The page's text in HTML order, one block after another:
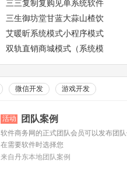
三三复制复购见单系统软件
三生御坊堂甘蓝大蒜山楂饮
艾暖昕系统模式小程序模式
双轨直销商城模式（系统模
微信开发 游戏开发
活动 团队案例
软件商务网的正式团队会员可以发布团
在需要软件时选择您
来自丹东本地团队案例